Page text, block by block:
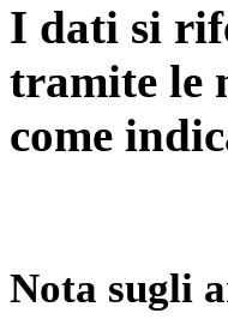
I dati si
tramite le
come
Nota sugli